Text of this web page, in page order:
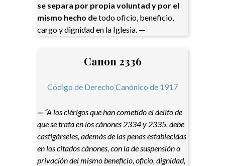
se separa por propia voluntad y por el
mismo hecho de todo oficio, beneficio,
cargo y dignidad en la Iglesia. —
Canon 2336
Código de Derecho Canónico de 1917
— “A los clérigos que han cometido el delito de
que se trata en los cánones 2334 y 2335, debe
castigárseles, además de las penas establecidas
en los citados cánones, con la de suspensión o
privación del mismo beneficio, oficio, dignidad,